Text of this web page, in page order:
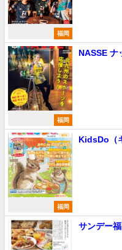
福岡
福岡
NASSE ナ
福岡
KidsDo（
サンデー